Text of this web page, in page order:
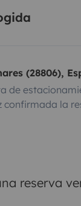
(28806),
de
confirmada la
reserva